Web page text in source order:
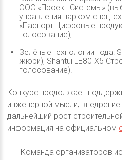
ООО «Проект Системы»
управления парком
«Паспорт Цифровые
голосование);
Зелёные технологии года:
жюри), Shantui LE80-X5
голосование).
Конкурс продолжает
инженерной мысли, внедрение
дальнейший рост
информация на официальном
Команда организаторов